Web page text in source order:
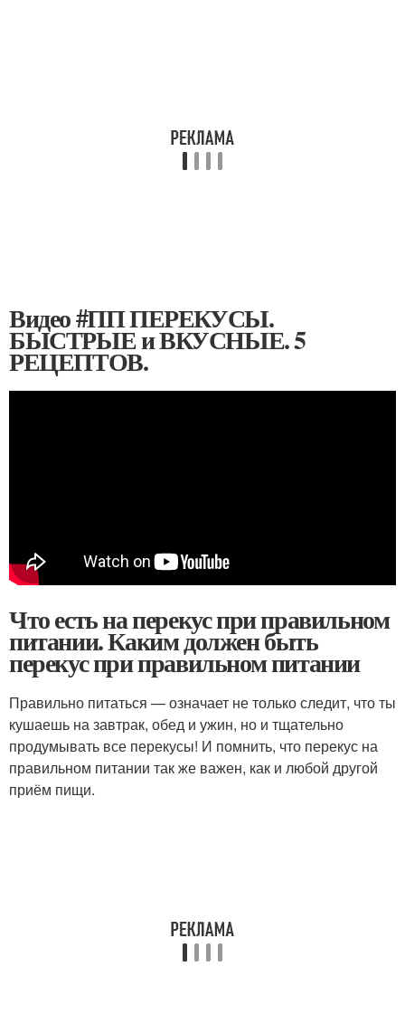
Видео #ПП ПЕРЕКУСЫ.
БЫСТРЫЕ и ВКУСНЫЕ. 5
РЕЦЕПТОВ.
Что есть на перекус при правильном
питании. Каким должен быть
перекус при правильном питании
Правильно питаться — означает не только следит, что ты
кушаешь на завтрак, обед и ужин, но и тщательно
продумывать все перекусы! И помнить, что перекус на
правильном питании так же важен, как и любой другой
приём пищи.